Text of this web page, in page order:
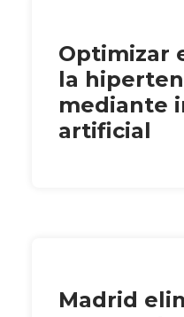
Optimizar
la
mediante
artificial
Madrid